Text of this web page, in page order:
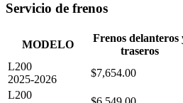
Servicio de frenos
MODELO
Frenos delanteros
traseros
L200
2025-2026
$7,654.00
L200